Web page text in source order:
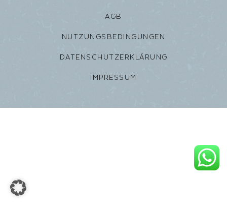
AGB
NUTZUNGSBEDINGUNGEN
DATENSCHUTZERKLÄRUNG
IMPRESSUM